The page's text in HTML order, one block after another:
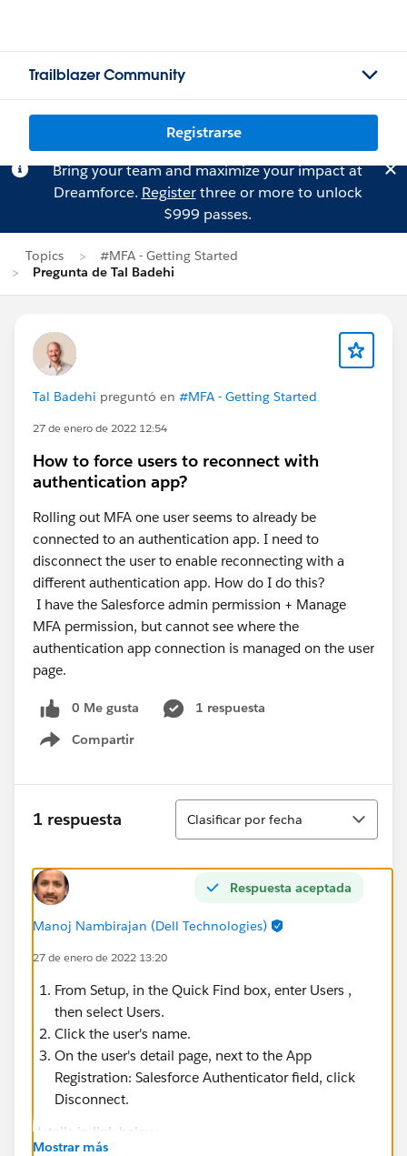
Trailblazer Community
Registrarse
Bring your team and maximize your impact at
Dreamforce. Registerthree or more to unlock
$999 passes.
Topics
#MFA - Getting Started
Pregunta de Tal Badehi
Tal Badehi preguntó en #MFA - Getting Started
27 de enero de 2022 12:54
How to force users to reconnect with
authentication app?
Rolling out MFA one user seems to already be
connected to an authentication app. I need to
disconnect the user to enable reconnecting with a
different authentication app. How do I do this?
I have the Salesforce admin permission + Manage
MFA permission, but cannot see where the
authentication app connection is managed on the user
page.
0 Me gusta
1 respuesta
Compartir
Show menu
1 respuesta
Ordenar
Clasificar por fecha
Respuesta aceptada
Manoj Nambirajan (Dell Technologies)
27 de enero de 2022 13:20
From Setup, in the Quick Find box, enter Users ,
then select Users.
Click the user's name.
On the user's detail page, next to the App
Registration: Salesforce Authenticator field, click
Disconnect.
details in link below
Mostrar más